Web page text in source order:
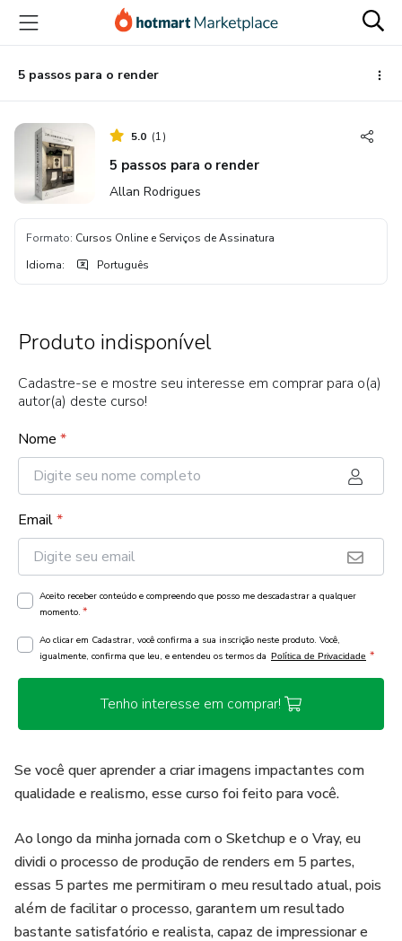
para
conteúdo
principal
para
pagamento
para
rodapé
5 passos para o render
5.0 (1)
5 passos para o render
Allan Rodrigues
Formato: Cursos Online e Serviços de Assinatura
Idioma: Português
Produto indisponível
Cadastre-se e mostre seu interesse em comprar para o(a)
autor(a) deste curso!
Nome *
Email*
Aceito receber conteúdo e compreendo que posso me descadastrar a qualquer
momento. *
Ao clicar em Cadastrar, você confirma a sua inscrição neste produto. Você,
igualmente, confirma que leu, e entendeu os termos da Política de Privacidade *
Tenho interesse em comprar!
Se você quer aprender a criar imagens impactantes com
qualidade e realismo, esse curso foi feito para você.
Ao longo da minha jornada com o Sketchup e o Vray, eu
dividi o processo de produção de renders em 5 partes,
essas 5 partes me permitiram o meu resultado atual, pois
além de facilitar o processo, garantem um resultado
bastante satisfatório e realista, capaz de impressionar e